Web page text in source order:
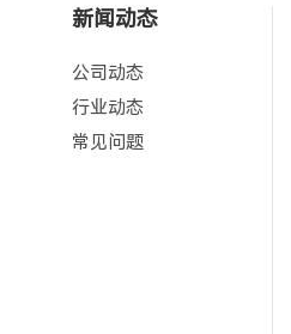
新闻动态
公司动态
行业动态
常见问题